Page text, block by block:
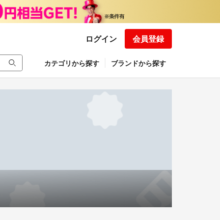
ログイン 会員登録
カテゴリから探す ブランドから探す